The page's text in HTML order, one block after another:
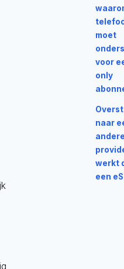
moet
voor
only
naar
andere
werkt
een